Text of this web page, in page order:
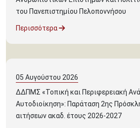
του Πανεπιστημίου Πελοποννήσου
Περισσότερα
05 Αυγούστου 2026
ΔΔΠΜΣ «Τοπική και Περιφερειακή
Αυτοδιοίκηση»: Παράταση 2ης
αιτήσεων ακαδ. έτους 2026-2027